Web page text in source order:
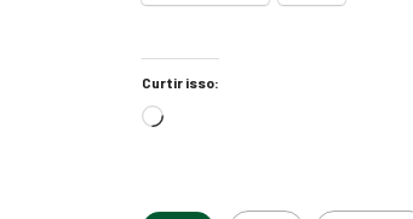
Curtir isso: